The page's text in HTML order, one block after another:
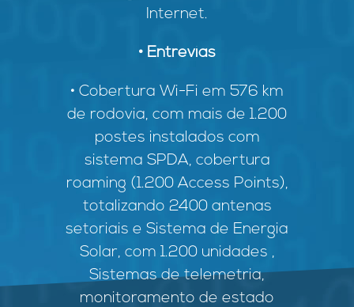
Internet.
• Entrevias
• Cobertura Wi-Fi em 576 km
de rodovia, com mais de 1.200
postes instalados com
sistema SPDA, cobertura
roaming (1.200 Access Points),
totalizando 2400 antenas
setoriais e Sistema de Energia
Solar, com 1.200 unidades ,
Sistemas de telemetria,
monitoramento de estado